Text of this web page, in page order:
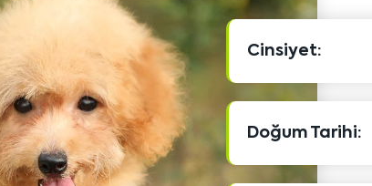
Cinsiyet:
Doğum Tarihi: